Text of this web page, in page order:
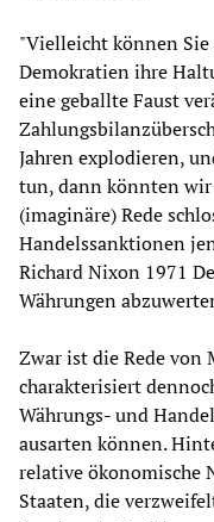
"Vielleicht können
Demokratien ihre
eine geballte Faust
Jahren explodieren,
tun, dann könnten
(imaginäre) Rede
Handelssanktionen
Richard Nixon 1971
Währungen
Zwar ist die Rede von
charakterisiert
Währungs- und
ausarten können.
relative ökonomische
Staaten, die